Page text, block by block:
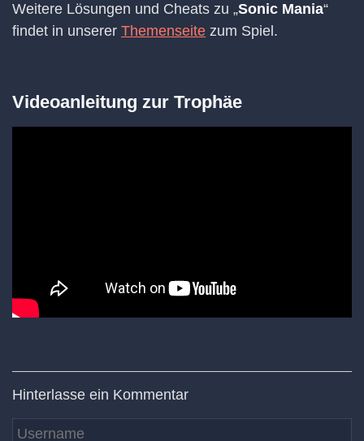
Weitere Lösungen und Cheats zu „Sonic Mania“
findet in unserer Themenseite zum Spiel.
Videoanleitung zur Trophäe
Hinterlasse ein Kommentar